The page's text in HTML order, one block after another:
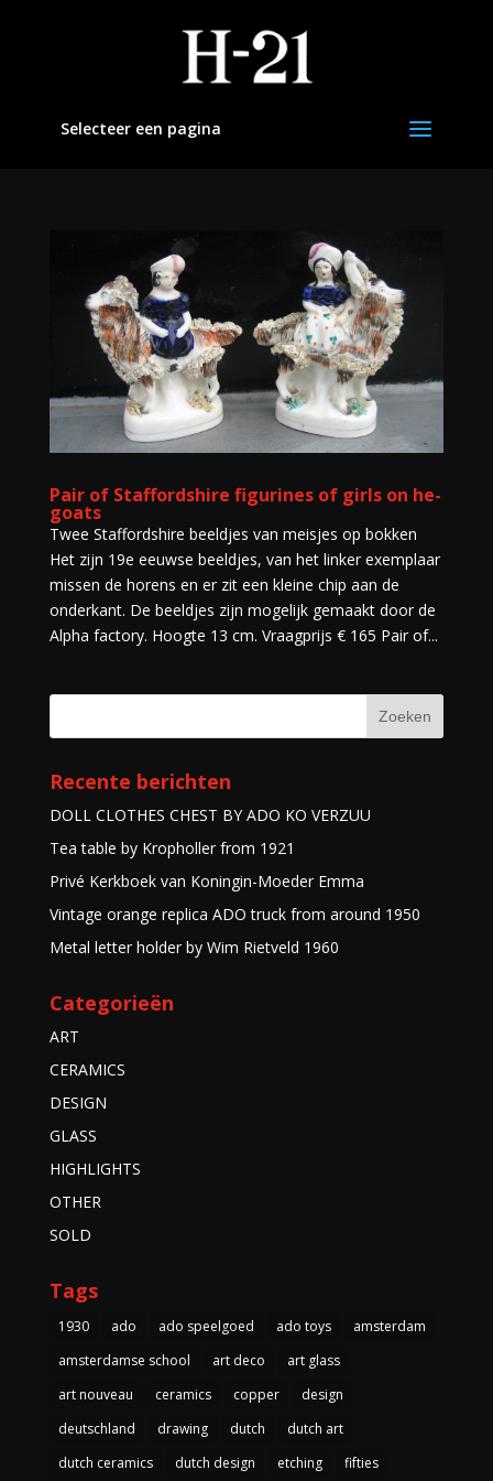
Selecteer een pagina
Pair of Staffordshire figurines of girls on he-
goats
Twee Staffordshire beeldjes van meisjes op bokken
Het zijn 19e eeuwse beeldjes, van het linker exemplaar
missen de horens en er zit een kleine chip aan de
onderkant. De beeldjes zijn mogelijk gemaakt door de
Alpha factory. Hoogte 13 cm. Vraagprijs € 165 Pair of...
Recente berichten
DOLL CLOTHES CHEST BY ADO KO VERZUU
Tea table by Kropholler from 1921
Privé Kerkboek van Koningin-Moeder Emma
Vintage orange replica ADO truck from around 1950
Metal letter holder by Wim Rietveld 1960
Categorieën
ART
CERAMICS
DESIGN
GLASS
HIGHLIGHTS
OTHER
SOLD
Tags
1930 ado ado speelgoed ado toys
amsterdam
amsterdamse school
art deco
art glass
art nouveau
ceramics copper
design
deutschland
drawing dutch
dutch art
dutch ceramics
dutch design etching fifties